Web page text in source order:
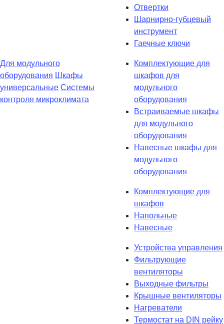
Отвертки
Шарнирно-губцевый
инструмент
Гаечные ключи
Для модульного
оборудования Шкафы
универсальные Системы
контроля микроклимата
Комплектующие для
шкафов для
модульного
оборудования
Встраиваемые шкафы
для модульного
оборудования
Навесные шкафы для
модульного
оборудования
Комплектующие для
шкафов
Напольные
Навесные
Устройства управления
Фильтрующие
вентиляторы
Выходные фильтры
Крышные вентиляторы
Нагреватели
Термостат на DIN рейку